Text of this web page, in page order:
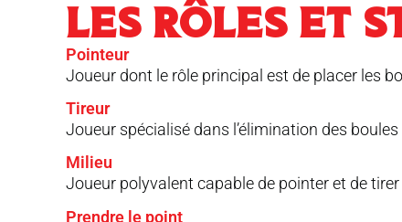
LES RÔLES ET
Pointeur
Joueur dont le rôle principal est de placer les
Tireur
Joueur spécialisé dans l’élimination des
Milieu
Joueur polyvalent capable de pointer et de
Prendre le point